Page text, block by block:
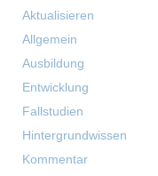
Aktualisieren
Allgemein
Ausbildung
Entwicklung
Fallstudien
Hintergrundwissen
Kommentar